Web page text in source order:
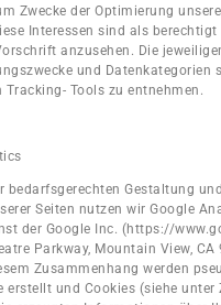
Zwecke der Optimierung
Interessen sind als berechtigt
anzusehen. Die
und Datenkategorien
Tracking- Tools zu entnehmen.
bedarfsgerechten Gestaltung
Seiten nutzen wir Google
der Google Inc. (https://
Parkway, Mountain View, CA
Zusammenhang werden
erstellt und Cookies (siehe unter